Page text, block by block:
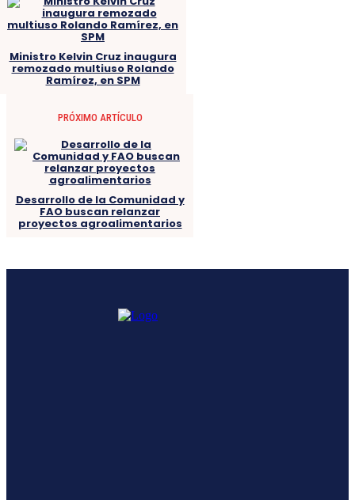
Ministro Kelvin Cruz inaugura
remozado multiuso Rolando
Ramírez, en SPM
PRÓXIMO ARTÍCULO
Desarrollo de la Comunidad y
FAO buscan relanzar
proyectos agroalimentarios